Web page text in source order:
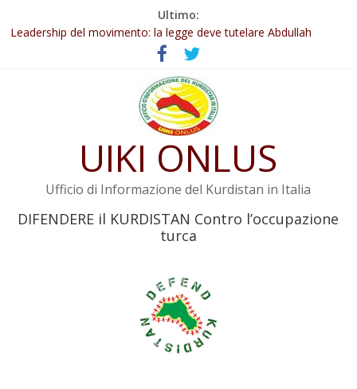
Ultimo:
Abdullah Öcalan: Le legge negativa deve essere trasformata in
legge positiva
Leadership del movimento: la legge deve tutelare Abdullah
Commissione donne del KNK: Şengal è di nuovo sotto minaccia
Non tenere conto della situazione di Rêber Apo ostacolerebbe
Il KNK chiede un’azione internazionale contro i crimini di guerra
UIKI ONLUS
Ufficio di Informazione del Kurdistan in Italia
DIFENDERE il KURDISTAN Contro l’occupazione
turca